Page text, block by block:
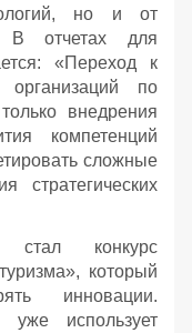
но и от
В отчетах для
«Переход к
по
внедрения
компетенций
сложные
стратегических
конкурс
который
инновации.
использует